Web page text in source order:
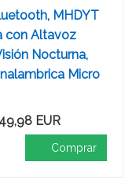
MHDYT
con Altavoz
Nocturna,
Micro
49,98 EUR
Comprar